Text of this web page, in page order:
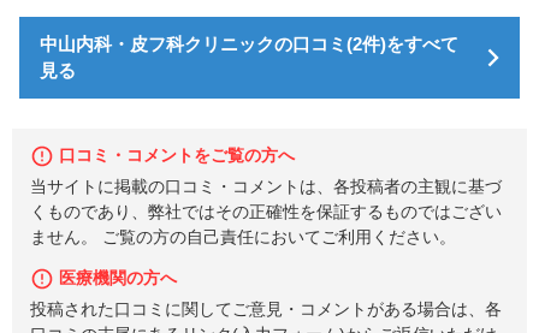
中山内科・皮フ科クリニックの口コミ(2件)をすべて
見る
口コミ・コメントをご覧の方へ
当サイトに掲載の口コミ・コメントは、各投稿者の主観に基づ
くものであり、弊社ではその正確性を保証するものではござい
ません。 ご覧の方の自己責任においてご利用ください。
医療機関の方へ
投稿された口コミに関してご意見・コメントがある場合は、各